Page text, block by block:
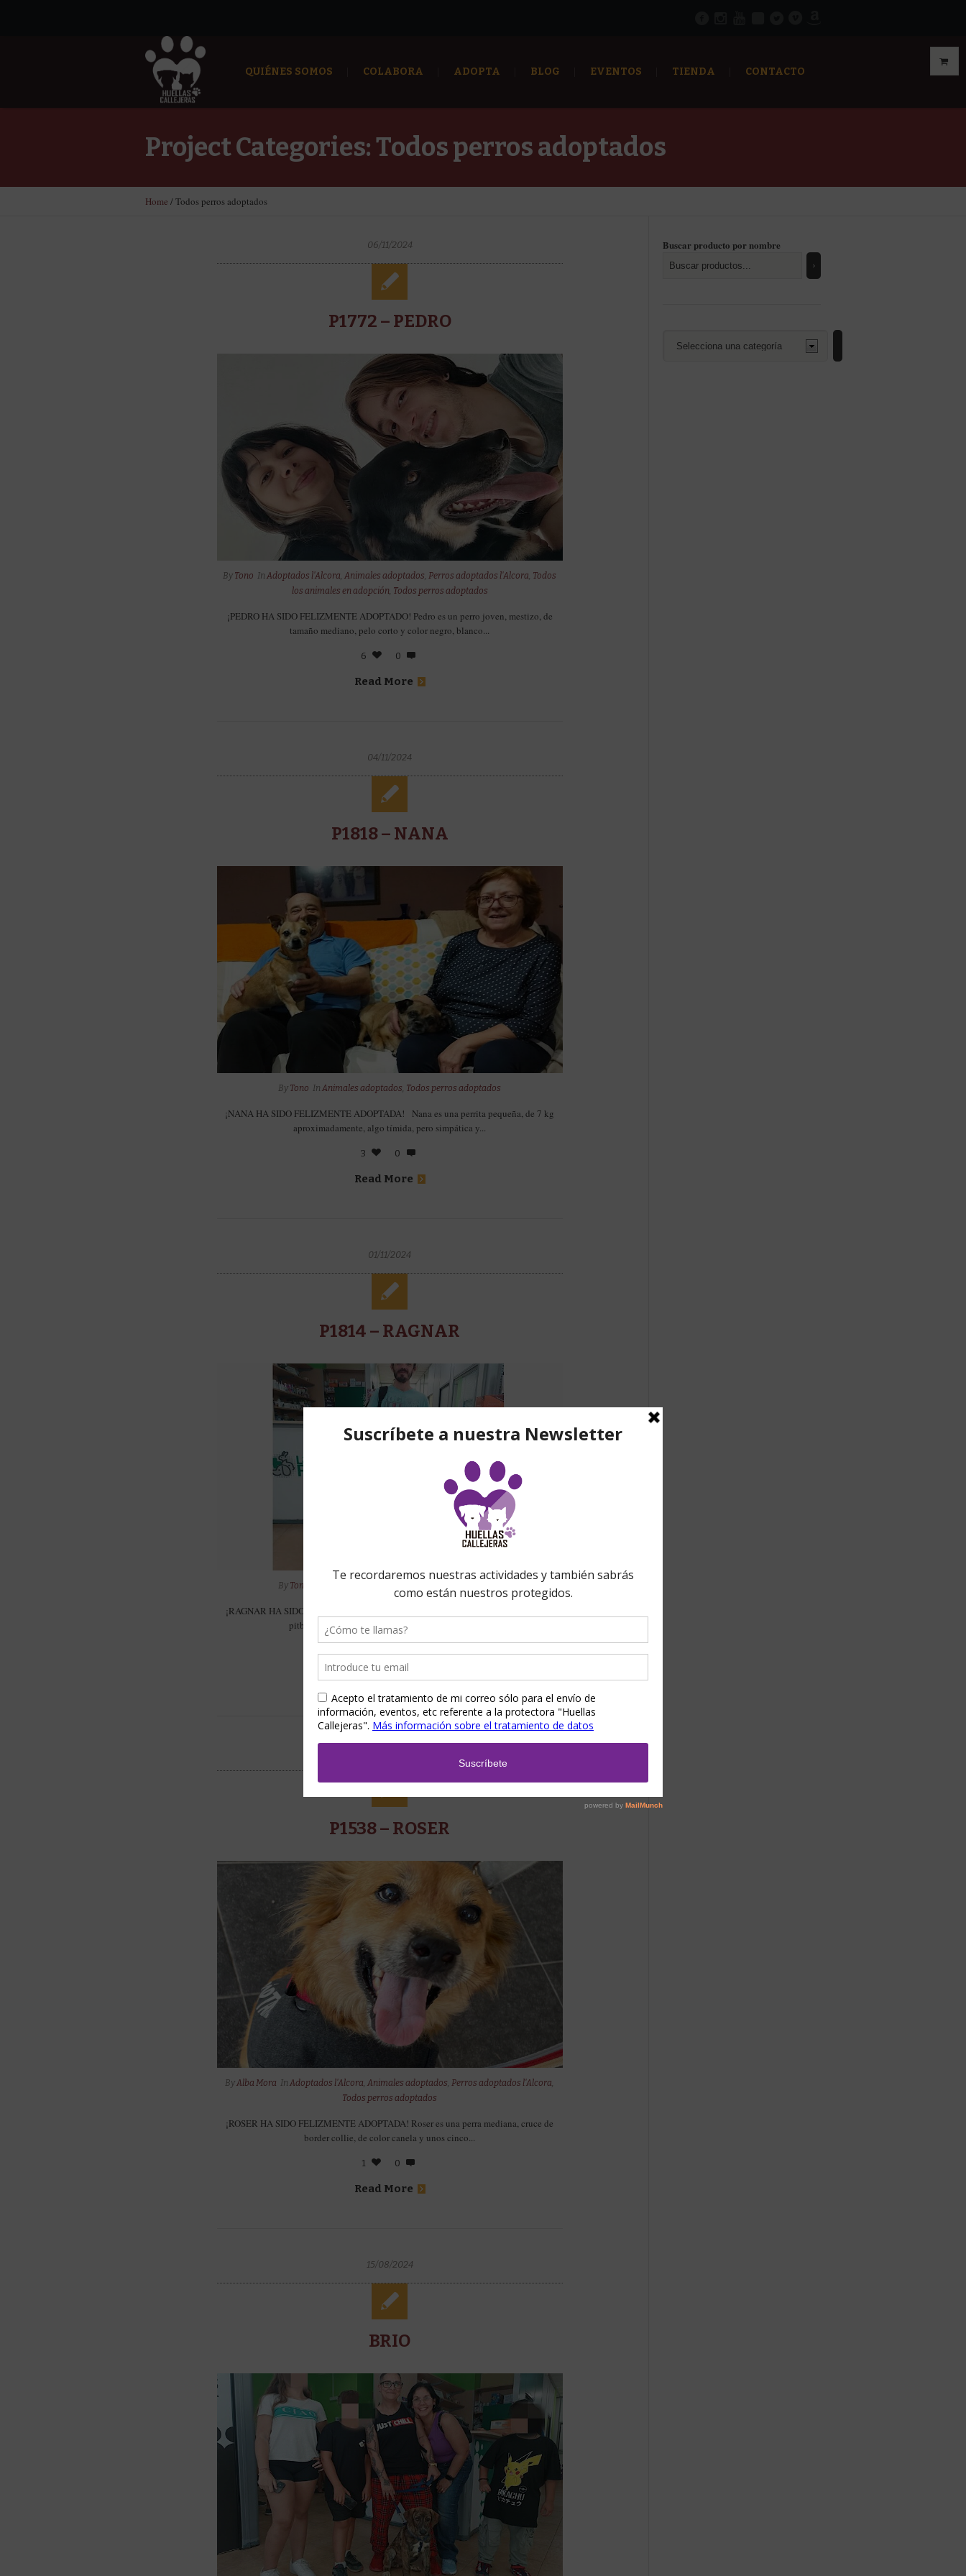
QUIÉNES SOMOS COLABORA ADOPTA BLOG EVENTOS TIENDA CONTACTO
Project Categories:Todos perros adoptados
Home /Todos perros adoptados
06/11/2024
P1772 – PEDRO
By Tono InAdoptados l'Alcora,Animales adoptados,Perros adoptados l'Alcora, Todos
los animales en adopción, Todos perros adoptados
¡PEDRO HA SIDO FELIZMENTE ADOPTADO! Pedro es un perro joven, mestizo, de
tamaño mediano, pelo corto y color negro, blanco...
6 0
Read More
04/11/2024
P1818 – NANA
By Tono InAnimales adoptados, Todos perros adoptados
¡NANA HA SIDO FELIZMENTE ADOPTADA! Nana es una perrita pequeña, de 7 kg
aproximadamente, algo tímida, pero simpática y...
3 0
Read More
01/11/2024
P1814 – RAGNAR
By Tono
¡RAGNAR HA SIDO FELIZMENTE ADOPTADO! Ragnar es un perro joven, cruce de
pitbull, de tamaño mediano y muy equilibrado, en...
P1538 – ROSER
ByAlba Mora InAdoptados l'Alcora,Animales adoptados,Perros adoptados l'Alcora,
Todos perros adoptados
¡ROSER HA SIDO FELIZMENTE ADOPTADA! Roser es una perra mediana, cruce de
border collie, de color canela y unos cinco...
1 0
Read More
15/08/2024
BRIO
Buscar producto por nombre
una